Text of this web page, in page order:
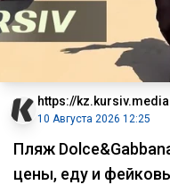
https://kz.kursiv.media
10 Августа 2026 12:25
Пляж
цены, еду и